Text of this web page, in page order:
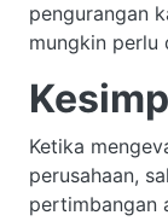
pengurangan
mungkin perlu
Ketika
perusahaan,
pertimbangan